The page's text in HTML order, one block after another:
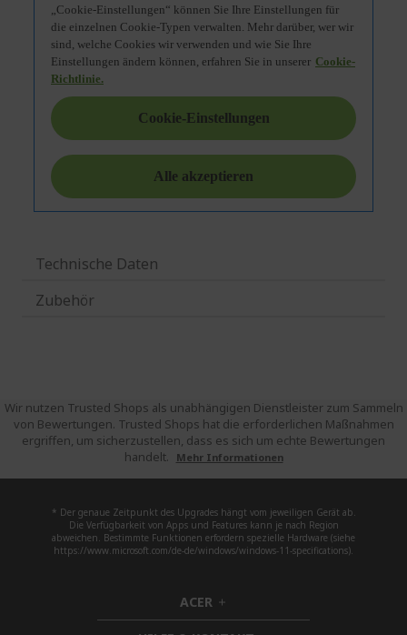
Technische Daten
Zubehör
Wir nutzen Trusted Shops als unabhängigen Dienstleister zum Sammeln
von Bewertungen. Trusted Shops hat die erforderlichen Maßnahmen
ergriffen, um sicherzustellen, dass es sich um echte Bewertungen
handelt.
Mehr Informationen
* Der genaue Zeitpunkt des Upgrades hängt vom jeweiligen Gerät ab.
Die Verfügbarkeit von Apps und Features kann je nach Region
abweichen. Bestimmte Funktionen erfordern spezielle Hardware (siehe
https://www.microsoft.com/de-de/windows/windows-11-specifications).
ACER h
i